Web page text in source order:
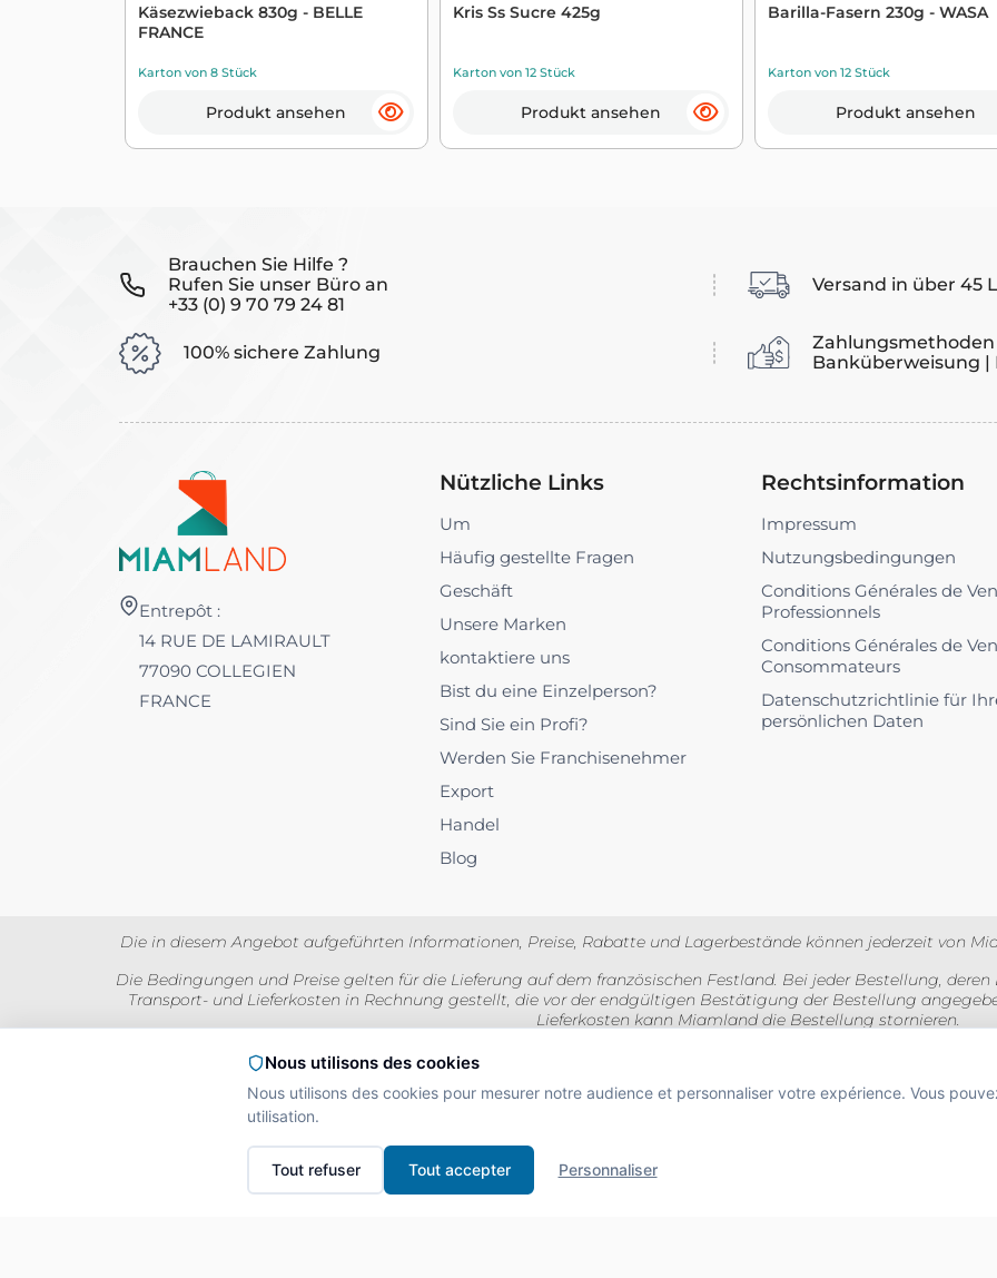
Käsezwieback 830g - BELLE
FRANCE
Karton von 8 Stück
Produkt ansehen
Kris Ss Sucre 425g
Karton von 12 Stück
Produkt ansehen
Barilla-Fasern 230g - WASA
Karton von 12 Stück
Produkt ansehen
Brauchen Sie Hilfe ?
Rufen Sie unser Büro an
+33 (0) 9 70 79 24 81
Versand in über 45
100% sichere Zahlung
Zahlungsmethoden
Banküberweisung |
Entrepôt :
14 RUE DE LAMIRAULT
77090 COLLEGIEN
FRANCE
Nützliche Links
Um
Häufig gestellte Fragen
Geschäft
Unsere Marken
kontaktiere uns
Bist du eine Einzelperson?
Sind Sie ein Profi?
Werden Sie Franchisenehmer
Export
Handel
Blog
Rechtsinformation
Impressum
Nutzungsbedingungen
Conditions Générales de
Professionnels
Conditions Générales de
Consommateurs
Datenschutzrichtlinie für
persönlichen Daten
Die in diesem Angebot aufgeführten Informationen, Preise, Rabatte und Lagerbestände können jederzeit von
Die Bedingungen und Preise gelten für die Lieferung auf dem französischen Festland. Bei jeder Bestellung,
Transport- und Lieferkosten in Rechnung gestellt, die vor der endgültigen Bestätigung der Bestellung
Lieferkosten kann Miamland die Bestellung stornieren.
Die Preise werden für Privatpersonen inklusive Mehrwertsteuer und für Gewerbetreibende exklusive
Interdiction de vente de boissons alcooliques aux mineurs de moins de 18 ans
La preuve de majorité de l'acheteur est exigée au moment de la vente en ligne.
Nous utilisons des cookies
Nous utilisons des cookies pour mesurer notre audience et personnaliser votre expérience. Vous
utilisation.
Tout refuser Tout accepter Personnaliser